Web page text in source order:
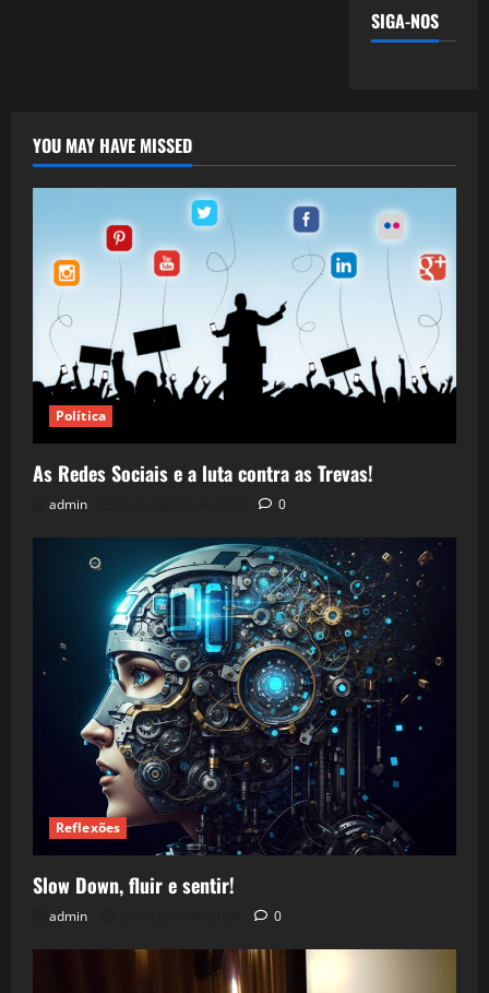
SIGA-NOS
YOU MAY HAVE MISSED
Política
As Redes Sociais e a luta contra as Trevas!
admin 0
Reflexões
Slow Down, fluir e sentir!
admin 0